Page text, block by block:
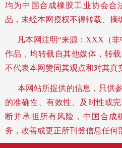
均为中国合成橡胶工业协会合
品，未经本网授权不得转载、摘
凡本网注明“来源：XXX（非
作品，均转载自其他媒体，转
不代表本网赞同其观点和对其真
本网站所提供的信息，只供
的准确性、有效性、及时性或
断并承担所有风险，中国合成
务，改善或更正所刊登信息任何